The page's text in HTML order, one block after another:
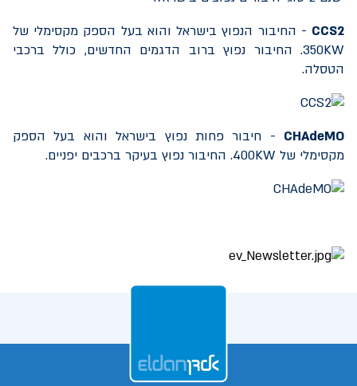
CCS2 - החיבור הנפוץ בישראל והוא בעל הספק מקסימלי של
350KW. החיבור נפוץ ברוב הדגמים החדשים, כולל ברכבי
הטסלה.
CHAdeMO - חיבור פחות נפוץ בישראל והוא בעל הספק
מקסימלי של 400KW. החיבור נפוץ בעיקר ברכבים יפניים.